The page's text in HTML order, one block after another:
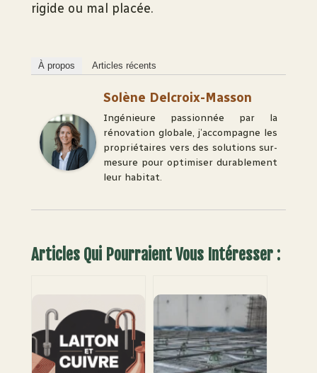
rigide ou mal placée.
À propos Articles récents
Solène Delcroix-Masson
Ingénieure passionnée par la
rénovation globale, j’accompagne les
propriétaires vers des solutions sur-
mesure pour optimiser durablement
leur habitat.
Articles Qui Pourraient Vous Intéresser :